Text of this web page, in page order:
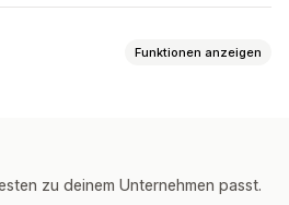
Funktionen anzeigen
zu deinem Unternehmen passt.